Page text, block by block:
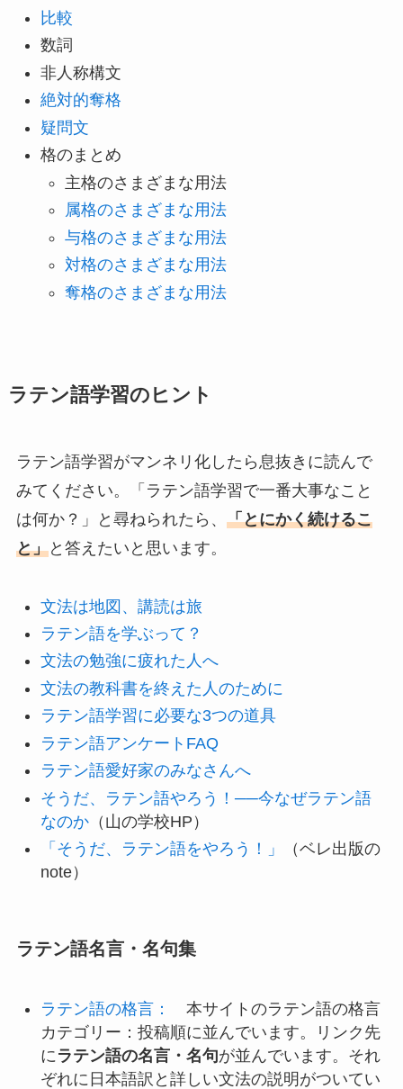
比較
数詞
非人称構文
絶対的奪格
疑問文
格のまとめ
主格のさまざまな用法
属格のさまざまな用法
与格のさまざまな用法
対格のさまざまな用法
奪格のさまざまな用法
ラテン語学習のヒント
ラテン語学習がマンネリ化したら息抜きに読んで
みてください。「ラテン語学習で一番大事なこと
は何か？」と尋ねられたら、 「とにかく続けるこ
と」と答えたいと思います。
文法は地図、講読は旅
ラテン語を学ぶって？
文法の勉強に疲れた人へ
文法の教科書を終えた人のために
ラテン語学習に必要な3つの道具
ラテン語アンケートFAQ
ラテン語愛好家のみなさんへ
そうだ、ラテン語やろう！──今なぜラテン語
なのか（山の学校HP）
「そうだ、ラテン語をやろう！」
（ベレ出版の
note）
ラテン語名言・名句集
ラテン語の格言：
本サイトのラテン語の格言
カテゴリー：投稿順に並んでいます。リンク先
に ラテン語の名言・名句が並んでいます。それ
ぞれに日本語訳と詳しい文法の説明がついてい